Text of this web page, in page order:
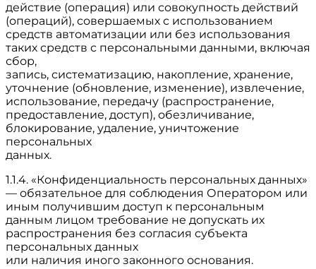
действие (операция) или совокупность действий
(операций), совершаемых с использованием
средств автоматизации или без использования
таких средств с персональными данными, включая
сбор,
запись, систематизацию, накопление, хранение,
уточнение (обновление, изменение), извлечение,
использование, передачу (распространение,
предоставление, доступ), обезличивание,
блокирование, удаление, уничтожение
персональных
данных.
1.1.4. «Конфиденциальность персональных данных»
— обязательное для соблюдения Оператором или
иным получившим доступ к персональным
данным лицом требование не допускать их
распространения без согласия субъекта
персональных данных
или наличия иного законного основания.